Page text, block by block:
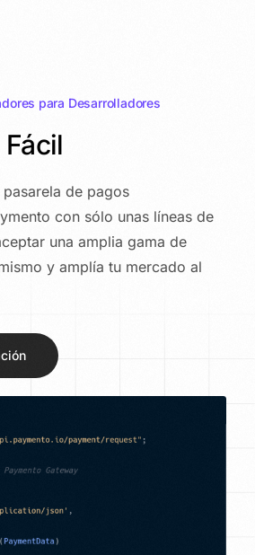
para Desarrolladores
de pagos
con sólo unas líneas de
una amplia gama de
y amplía tu mercado al